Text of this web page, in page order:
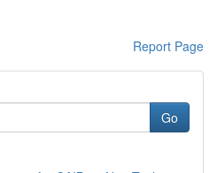
Report Page
Go